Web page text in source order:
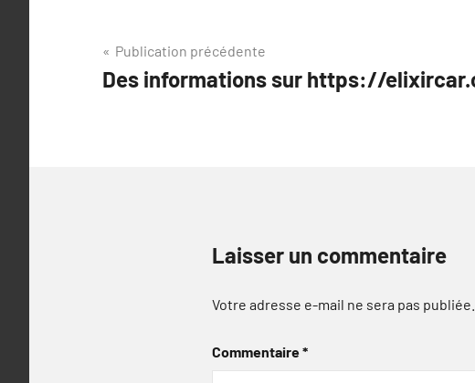
Navigation
de
Publication précédente
Des informations sur https://
Laisser un commentaire
Votre adresse e-mail ne sera pas publiée.
Commentaire*